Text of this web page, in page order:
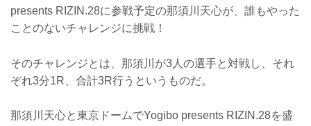
presents RIZIN.28に参戦予定の那須川天心が、誰もやった
ことのないチャレンジに挑戦！
そのチャレンジとは、那須川が3人の選手と対戦し、それ
ぞれ3分1R、合計3R行うというものだ。
那須川天心と東京ドームでYogibo presents RIZIN.28を盛